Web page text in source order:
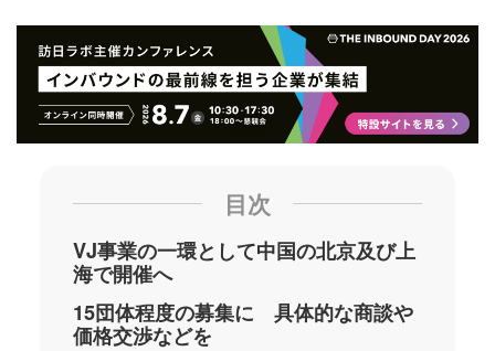
加
目次
VJ事業の一環として中国の北京及び上
海で開催へ
15団体程度の募集に 具体的な商談や
価格交渉などを